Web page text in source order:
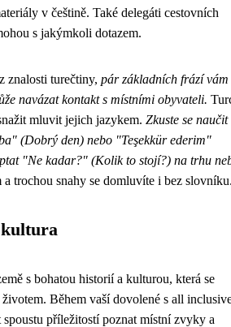
v češtině. Také delegáti cestovních
s jakýmkoli dotazem.
znalosti turečtiny, pár základních frází vám
navázat kontakt s místními obyvateli.
mluvit jejich jazykem. Zkuste se naučit
(Dobrý den) nebo "Teşekkür ederim"
"Ne kadar?" (Kolik to stojí?) na trhu
a trochou snahy se domluvíte i bez
s bohatou historií a kulturou, která se
Během vaší dovolené s all
příležitostí poznat místní zvyky a